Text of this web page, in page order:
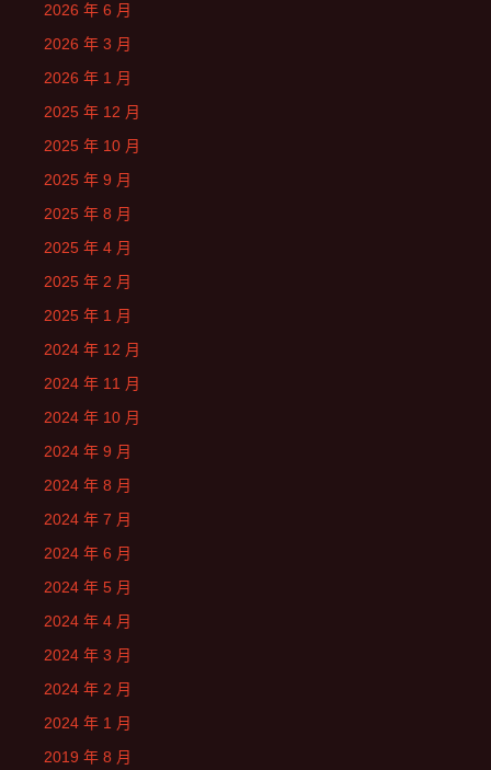
2026 年 6 月
2026 年 3 月
2026 年 1 月
2025 年 12 月
2025 年 10 月
2025 年 9 月
2025 年 8 月
2025 年 4 月
2025 年 2 月
2025 年 1 月
2024 年 12 月
2024 年 11 月
2024 年 10 月
2024 年 9 月
2024 年 8 月
2024 年 7 月
2024 年 6 月
2024 年 5 月
2024 年 4 月
2024 年 3 月
2024 年 2 月
2024 年 1 月
2019 年 8 月